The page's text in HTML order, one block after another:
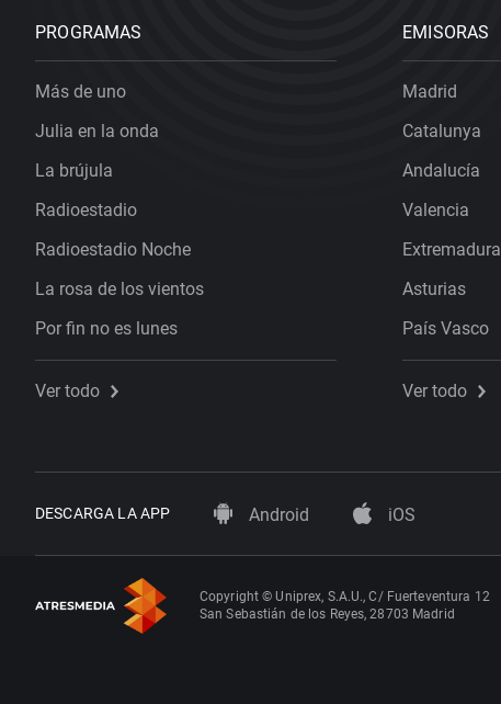
PROGRAMAS
Más de uno
Julia en la onda
La brújula
Radioestadio
Radioestadio Noche
La rosa de los vientos
Por fin no es lunes
Ver todo
EMISORAS
Madrid
Catalunya
Andalucía
Valencia
Extremadura
Asturias
País Vasco
Ver todo
DESCARGA LA APP Android iOS
Copyright © Uniprex, S.A.U., C/ Fuerteventura 12
San Sebastián de los Reyes, 28703 Madrid